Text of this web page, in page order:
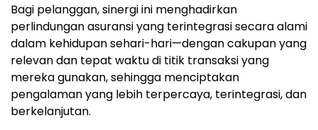
Bagi pelanggan, sinergi ini menghadirkan
perlindungan asuransi yang terintegrasi secara alami
dalam kehidupan sehari-hari—dengan cakupan yang
relevan dan tepat waktu di titik transaksi yang
mereka gunakan, sehingga menciptakan
pengalaman yang lebih terpercaya, terintegrasi, dan
berkelanjutan.